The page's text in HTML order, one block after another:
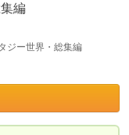
編
ジー世界・総集編